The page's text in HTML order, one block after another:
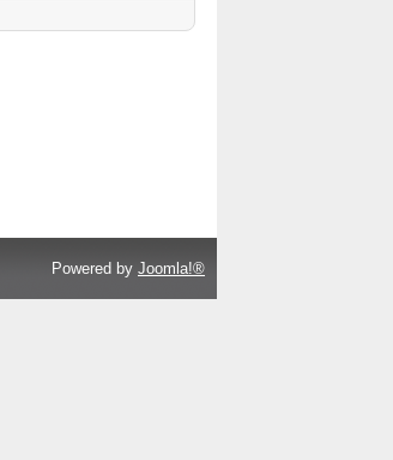
Powered by Joomla!®